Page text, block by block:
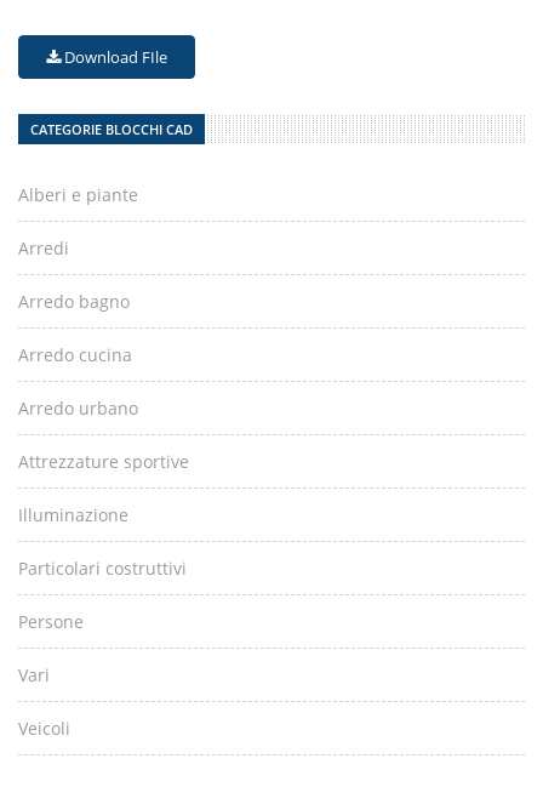
Download FIle
CATEGORIE BLOCCHI CAD
Alberi e piante
Arredi
Arredo bagno
Arredo cucina
Arredo urbano
Attrezzature sportive
Illuminazione
Particolari costruttivi
Persone
Vari
Veicoli